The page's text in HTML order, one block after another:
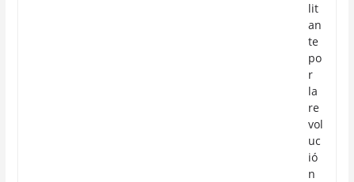
lit
an
te
po
r
la
re
vol
uc
ió
n